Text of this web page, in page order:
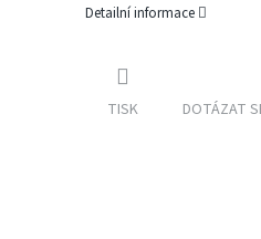
Detailní informace
TISK DOTÁZAT